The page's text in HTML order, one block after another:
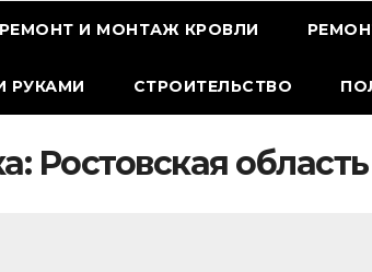
РЕМОНТ И МОНТАЖ КРОВЛИ
РУКАМИ СТРОИТЕЛЬСТВО
Ростовская область